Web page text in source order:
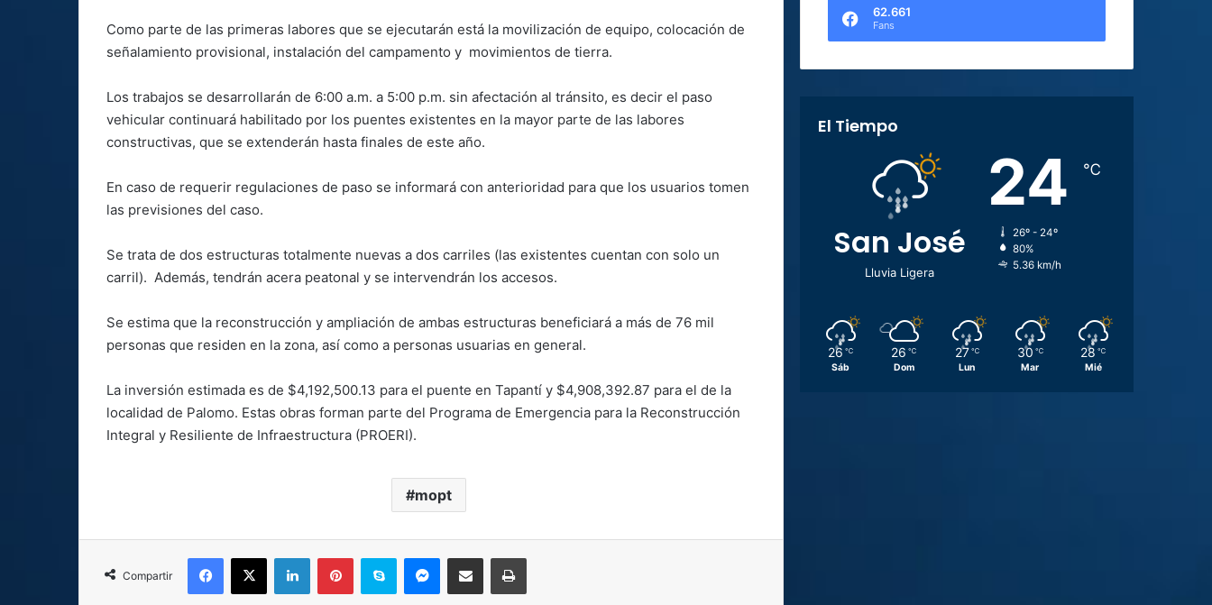
Como parte de las primeras labores que se ejecutarán está la movilización de equipo, colocación de
señalamiento provisional, instalación del campamento y movimientos de tierra.
Los trabajos se desarrollarán de 6:00 a.m. a 5:00 p.m. sin afectación al tránsito, es decir el paso
vehicular continuará habilitado por los puentes existentes en la mayor parte de las labores
constructivas, que se extenderán hasta finales de este año.
En caso de requerir regulaciones de paso se informará con anterioridad para que los usuarios tomen
las previsiones del caso.
Se trata de dos estructuras totalmente nuevas a dos carriles (las existentes cuentan con solo un
carril). Además, tendrán acera peatonal y se intervendrán los accesos.
Se estima que la reconstrucción y ampliación de ambas estructuras beneficiará a más de 76 mil
personas que residen en la zona, así como a personas usuarias en general.
La inversión estimada es de $4,192,500.13 para el puente en Tapantí y $4,908,392.87 para el de la
localidad de Palomo. Estas obras forman parte del Programa de Emergencia para la Reconstrucción
Integral y Resiliente de Infraestructura (PROERI).
mopt
Compartir
Facebook
X LinkedInPinterestSkype MessengerCompartir por correo electrónicoImprimir
62.661
Fans
El Tiempo
San José
Lluvia Ligera
24 ℃
26º - 24º
80%
5.36 km/h
26 ℃
Sáb
26 ℃
Dom
27 ℃
Lun
30 ℃
Mar
28 ℃
Mié